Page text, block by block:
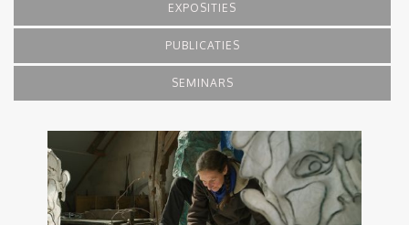
EXPOSITIES
PUBLICATIES
SEMINARS